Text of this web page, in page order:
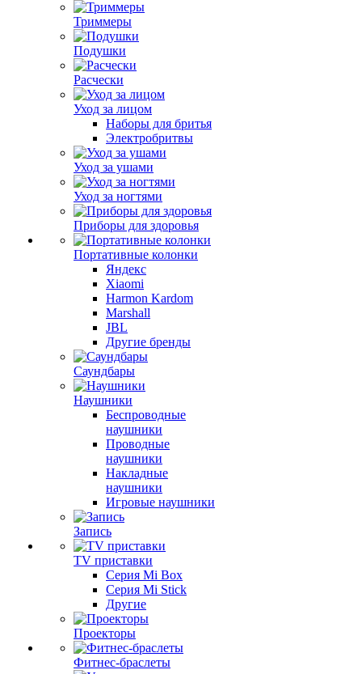
Триммеры
Подушки
Расчески
Уход за лицом
Наборы для бритья
Электробритвы
Уход за ушами
Уход за ногтями
Приборы для здоровья
Портативные колонки
Яндекс
Xiaomi
Harmon Kardom
Marshall
JBL
Другие бренды
Саундбары
Наушники
Беспроводные
наушники
Проводные
наушники
Накладные
наушники
Игровые наушники
Запись
TV приставки
Серия Mi Box
Серия Mi Stick
Другие
Проекторы
Фитнес-браслеты